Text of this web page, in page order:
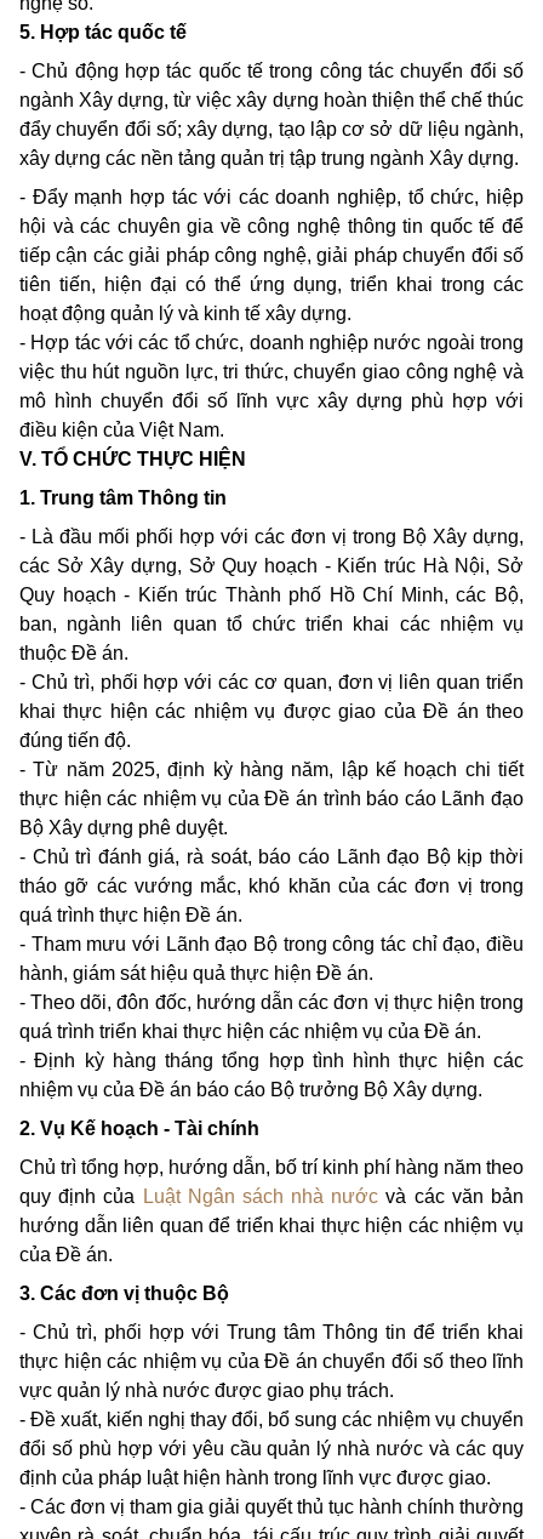
5. Hợp tác quốc tế
- Chủ động hợp tác quốc tế trong công tác chuyển đổi số
ngành Xây dựng, từ việc xây dựng hoàn thiện thể chế thúc
đẩy chuyển đổi số; xây dựng, tạo lập cơ sở dữ liệu ngành,
xây dựng các nền tảng quản trị tập trung ngành Xây dựng.
- Đẩy mạnh hợp tác với các doanh nghiệp, tổ chức, hiệp
hội và các chuyên gia về công nghệ thông tin quốc tế để
tiếp cận các giải pháp công nghệ, giải pháp chuyển đổi số
tiên tiến, hiện đại có thể ứng dụng, triển khai trong các
hoạt động quản lý và kinh tế xây dựng.
- Hợp tác với các tổ chức, doanh nghiệp nước ngoài trong
việc thu hút nguồn lực, tri thức, chuyển giao công nghệ và
mô hình chuyển đổi số lĩnh vực xây dựng phù hợp với
điều kiện của Việt Nam.
V. TỔ CHỨC THỰC HIỆN
1. Trung tâm Thông tin
- Là đầu mối phối hợp với các đơn vị trong Bộ Xây dựng,
các Sở Xây dựng, Sở Quy hoạch - Kiến trúc Hà Nội, Sở
Quy hoạch - Kiến trúc Thành phố Hồ Chí Minh, các Bộ,
ban, ngành liên quan tổ chức triển khai các nhiệm vụ
thuộc Đề án.
- Chủ trì, phối hợp với các cơ quan, đơn vị liên quan triển
khai thực hiện các nhiệm vụ được giao của Đề án theo
đúng tiến độ.
- Từ năm 2025, định kỳ hàng năm, lập kế hoạch chi tiết
thực hiện các nhiệm vụ của Đề án trình báo cáo Lãnh đạo
Bộ Xây dựng phê duyệt.
- Chủ trì đánh giá, rà soát, báo cáo Lãnh đạo Bộ kịp thời
tháo gỡ các vướng mắc, khó khăn của các đơn vị trong
quá trình thực hiện Đề án.
- Tham mưu với Lãnh đạo Bộ trong công tác chỉ đạo, điều
hành, giám sát hiệu quả thực hiện Đề án.
- Theo dõi, đôn đốc, hướng dẫn các đơn vị thực hiện trong
quá trình triển khai thực hiện các nhiệm vụ của Đề án.
- Định kỳ hàng tháng tổng hợp tình hình thực hiện các
nhiệm vụ của Đề án báo cáo Bộ trưởng Bộ Xây dựng.
2. Vụ Kế hoạch - Tài chính
Chủ trì tổng hợp, hướng dẫn, bố trí kinh phí hàng năm theo
quy định của
Luật Ngân sách nhà nước và các văn bản
hướng dẫn liên quan để triển khai thực hiện các nhiệm vụ
của Đề án.
3. Các đơn vị thuộc Bộ
- Chủ trì, phối hợp với Trung tâm Thông tin để triển khai
thực hiện các nhiệm vụ của Đề án chuyển đổi số theo lĩnh
vực quản lý nhà nước được giao phụ trách.
- Đề xuất, kiến nghị thay đổi, bổ sung các nhiệm vụ chuyển
đổi số phù hợp với yêu cầu quản lý nhà nước và các quy
định của pháp luật hiện hành trong lĩnh vực được giao.
- Các đơn vị tham gia giải quyết thủ tục hành chính thường